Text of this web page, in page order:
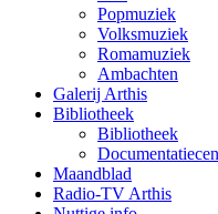
Popmuziek
Volksmuziek
Romamuziek
Ambachten
Galerij Arthis
Bibliotheek
Bibliotheek
Maandblad
Radio-TV Arthis